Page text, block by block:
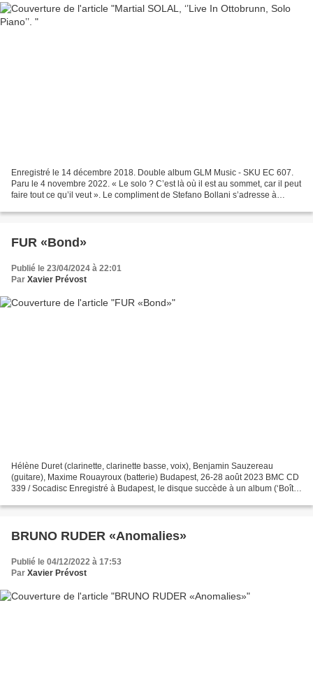
Enregistré le 14 décembre 2018. Double album GLM Music - SKU EC 607.
Paru le 4 novembre 2022. « Le solo ? C’est là où il est au sommet, car il peut
faire tout ce qu’il veut ». Le compliment de Stefano Bollani s’adresse à
FUR «Bond»
Publié le 23/04/2024 à 22:01
Par Xavier Prévost
Hélène Duret (clarinette, clarinette basse, voix), Benjamin Sauzereau
(guitare), Maxime Rouayroux (batterie) Budapest, 26-28 août 2023 BMC CD
339 / Socadisc Enregistré à Budapest, le disque succède à un album (‘Boîte
BRUNO RUDER «Anomalies»
Publié le 04/12/2022 à 17:53
Par Xavier Prévost